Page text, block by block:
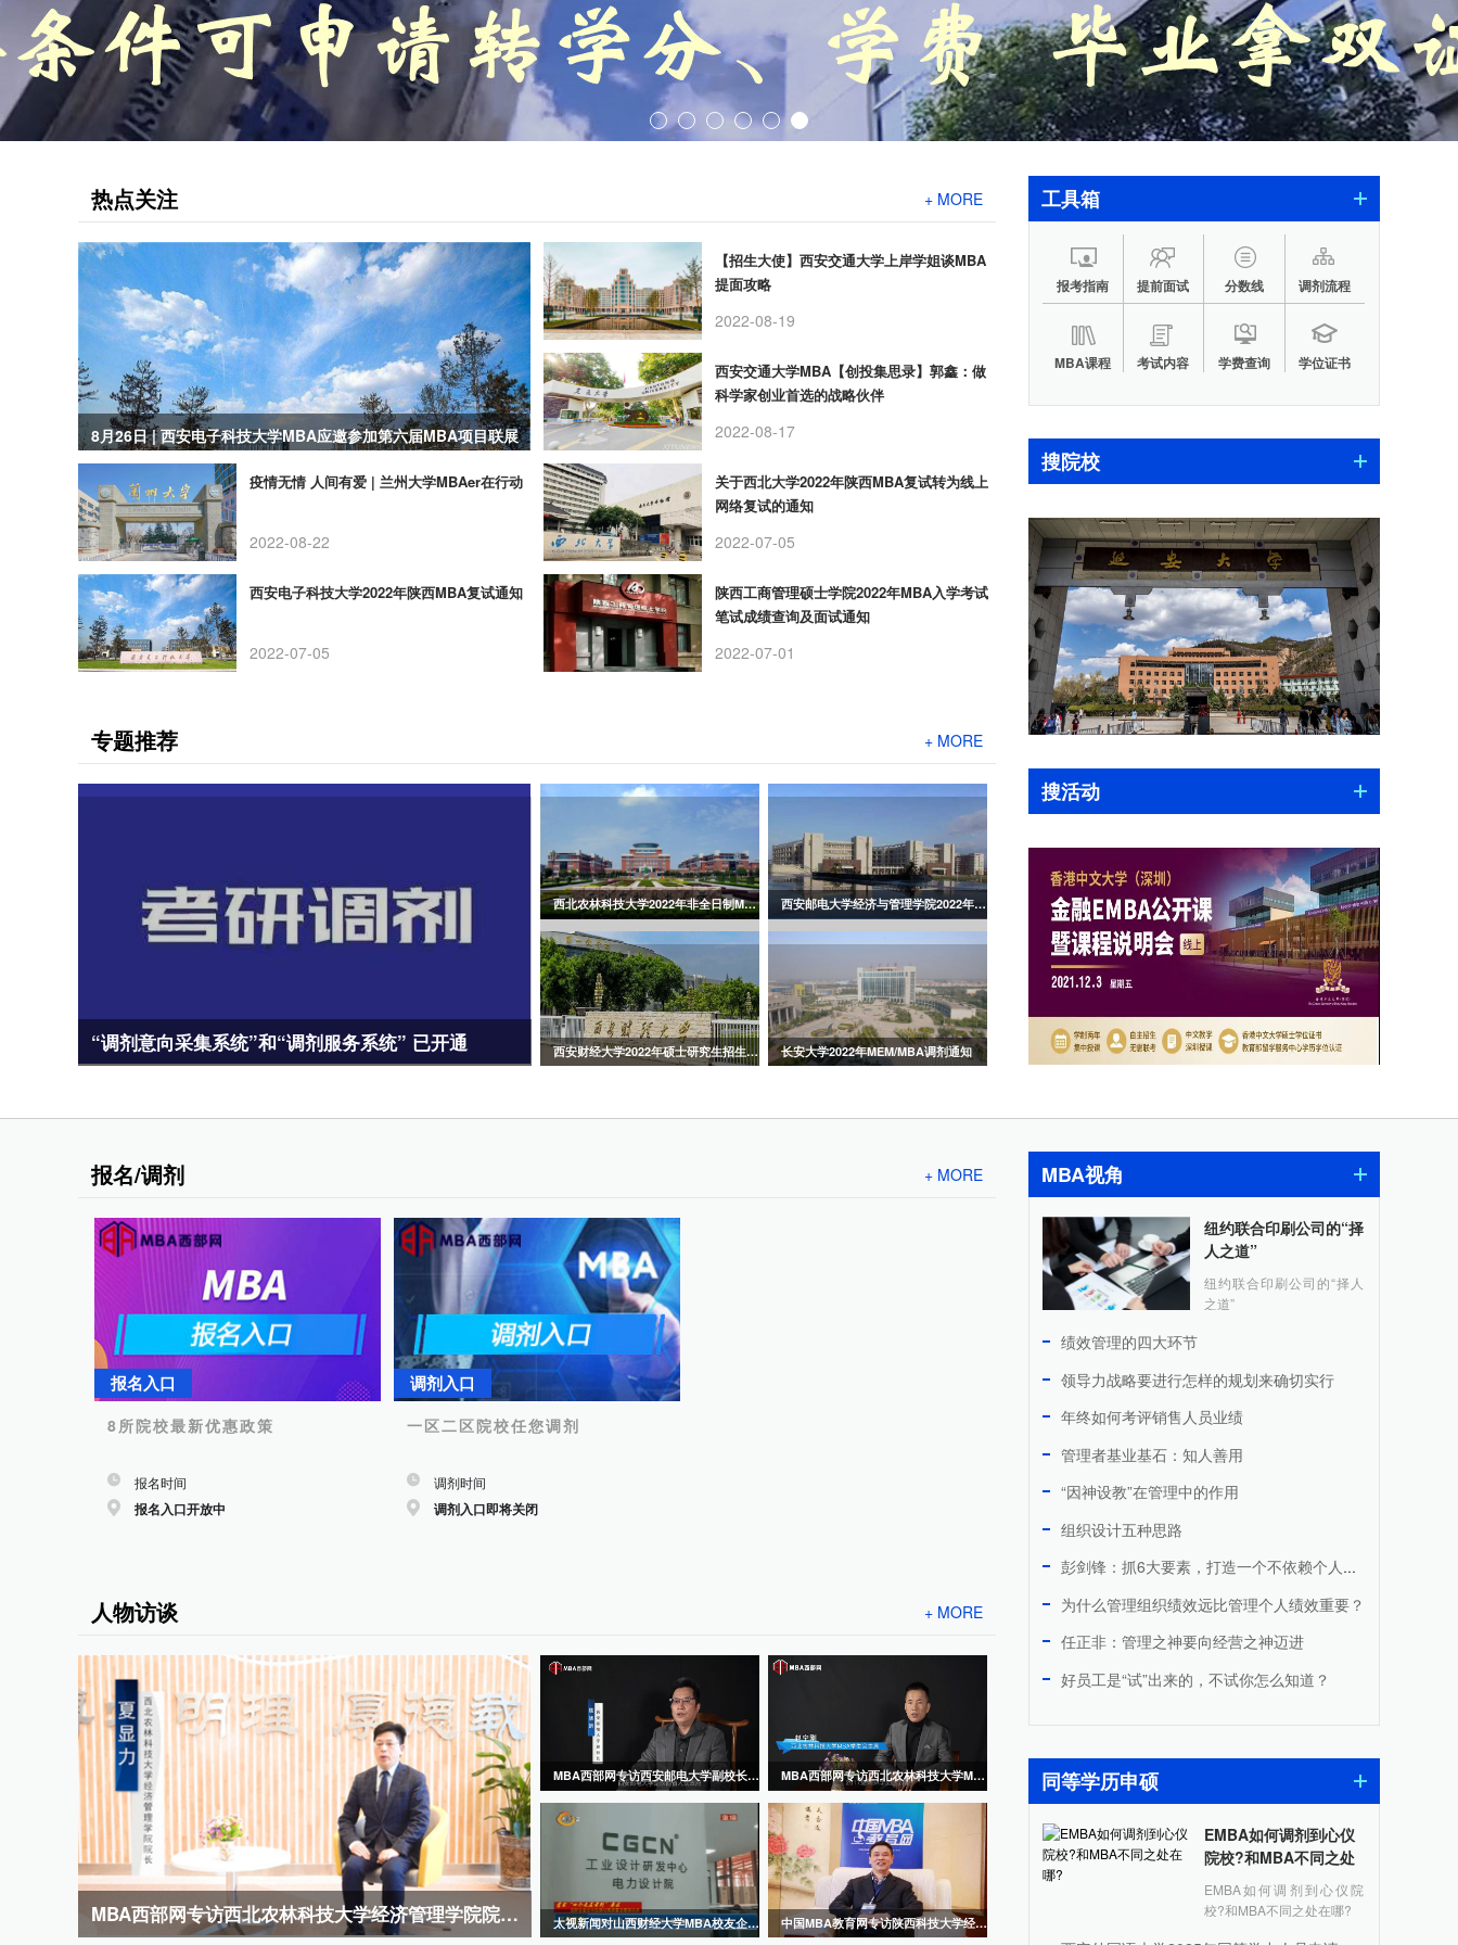
热点关注 + MORE
8月26日 | 西安电子科技大学MBA应邀参加第六届MBA项目联展
暨2023招生政策发布会
【招生大使】西安交通大学上岸学姐谈MBA
提面攻略
2022-08-19
西安交通大学MBA【创投集思录】郭鑫：做
科学家创业首选的战略伙伴
2022-08-17
疫情无情 人间有爱 | 兰州大学MBAer在行动
2022-08-22
关于西北大学2022年陕西MBA复试转为线上
网络复试的通知
2022-07-05
西安电子科技大学2022年陕西MBA复试通知
2022-07-05
陕西工商管理硕士学院2022年MBA入学考试
笔试成绩查询及面试通知
2022-07-01
专题推荐 + MORE
“调剂意向采集系统”和“调剂服务系统” 已开通
西北农林科技大学2022年非全日制MBA招生复试调剂筛选办法 西安邮电大学经济与管理学院2022年硕士研究生招生调剂公告
西安财经大学2022年硕士研究生招生预调剂公告 长安大学2022年MEM/MBA调剂通知
工具箱
报考指南 提前面试 分数线 调剂流程
MBA课程 考试内容 学费查询 学位证书
搜院校
搜活动
报名/调剂 + MORE
报名入口
8所院校最新优惠政策
报名时间
报名入口开放中
调剂入口
一区二区院校任您调剂
调剂时间
调剂入口即将关闭
人物访谈 + MORE
MBA西部网专访西北农林科技大学经济管理学院院长夏显力
MBA西部网专访西安邮电大学副校长、经管学院院长楼旭明教授 MBA西部网专访西北农林科技大学MBA学生会主席赵宁刚
太视新闻对山西财经大学MBA校友企业长城电气做专访报道 中国MBA教育网专访陕西科技大学经管院院长马广奇教授
MBA视角
纽约联合印刷公司的“择
人之道”
纽约联合印刷公司的“择人
之道”
绩效管理的四大环节
领导力战略要进行怎样的规划来确切实行
年终如何考评销售人员业绩
管理者基业基石：知人善用
“因神设教”在管理中的作用
组织设计五种思路
彭剑锋：抓6大要素，打造一个不依赖个人的伟大组织
为什么管理组织绩效远比管理个人绩效重要？
任正非：管理之神要向经营之神迈进
好员工是“试”出来的，不试你怎么知道？
同等学历申硕
EMBA如何调剂到心仪
院校?和MBA不同之处
在哪?
EMBA如何调剂到心仪院
校?和MBA不同之处在哪?